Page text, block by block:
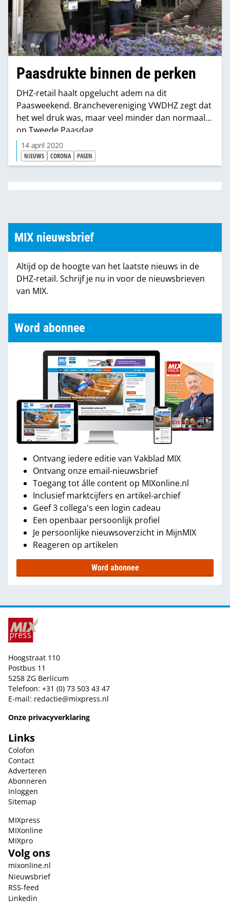
Paasdrukte binnen de perken
DHZ-retail haalt opgelucht adem na dit
Paasweekend. Branchevereniging VWDHZ zegt dat
het wel druk was, maar veel minder dan normaal
op Tweede Paasdag.
14 april 2020
NIEUWS CORONA PASEN
MIX nieuwsbrief
Altijd op de hoogte van het laatste nieuws in de
DHZ-retail. Schrijf je nu in voor de nieuwsbrieven
van MIX.
Word abonnee
Ontvang iedere editie van Vakblad MIX
Ontvang onze email-nieuwsbrief
Toegang tot álle content op MIXonline.nl
Inclusief marktcijfers en artikel-archief
Geef 3 collega's een login cadeau
Een openbaar persoonlijk profiel
Je persoonlijke nieuwsoverzicht in MijnMIX
Reageren op artikelen
Word abonnee
Hoogstraat 110
Postbus 11
5258 ZG Berlicum
Telefoon: +31 (0) 73 503 43 47
E-mail: redactie@mixpress.nl
Onze privacyverklaring
Links
Colofon
Contact
Adverteren
Abonneren
Inloggen
Sitemap
MIXpress
MIXonline
MIXpro
Volg ons
mixonline.nl
Nieuwsbrief
RSS-feed
Linkedin